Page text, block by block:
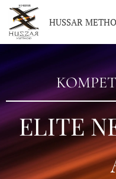
HUSSAR
ELITE